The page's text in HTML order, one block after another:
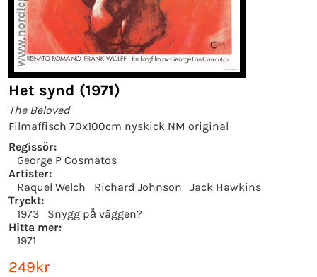
Het synd (1971)
The Beloved
Filmaffisch 70x100cm nyskick NM original
Regissör:
George P Cosmatos
Artister:
Raquel Welch
Richard Johnson
Jack Hawkins
Tryckt:
1973
Snygg på väggen?
Hitta mer:
1971
249kr